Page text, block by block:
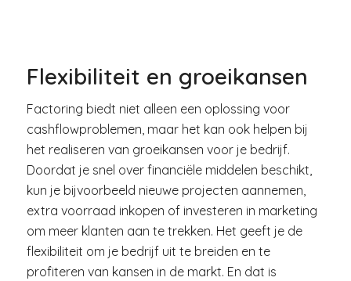
Flexibiliteit en groeikansen
Factoring biedt niet alleen een oplossing voor
cashflowproblemen, maar het kan ook helpen bij
het realiseren van groeikansen voor je bedrijf.
Doordat je snel over financiële middelen beschikt,
kun je bijvoorbeeld nieuwe projecten aannemen,
extra voorraad inkopen of investeren in marketing
om meer klanten aan te trekken. Het geeft je de
flexibiliteit om je bedrijf uit te breiden en te
profiteren van kansen in de markt. En dat is